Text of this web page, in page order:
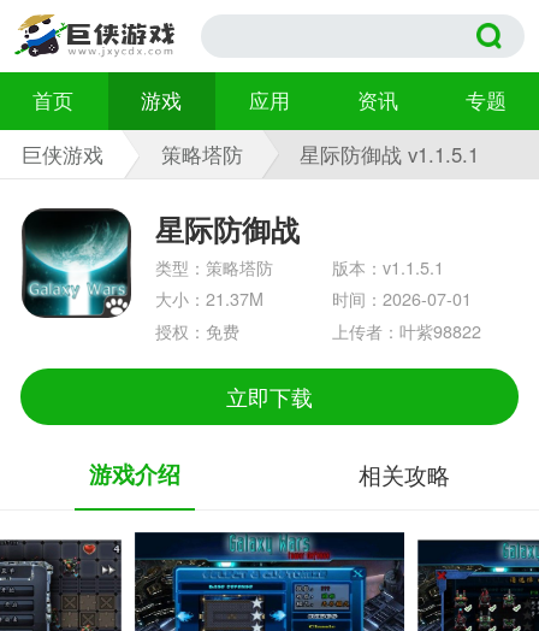
首页 游戏 应用 资讯
专题
巨侠游戏
策略塔防 星际防御战 v1.1.5.1
星际防御战
类型：策略塔防
版本：v1.1.5.1
大小：21.37M
时间：2026-07-01
授权：免费
上传者：叶紫98822
立即下载
游戏介绍 相关攻略